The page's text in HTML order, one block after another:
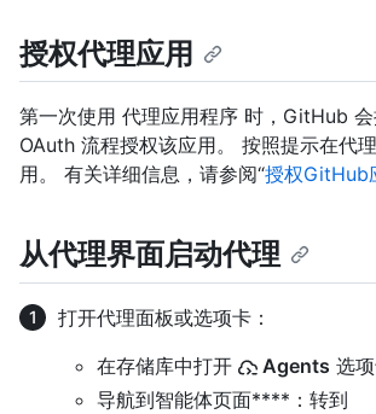
授权代理应用
第一次使用 代理应用程序 时，GitHub
OAuth 流程授权该应用。 按照提示在代
用。 有关详细信息，请参阅“授权GitHub
从代理界面启动代理
打开代理面板或选项卡：
在存储库中打开
Agents 选项
导航到智能体页面****：转到